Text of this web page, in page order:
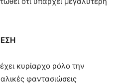
κυρίαρχο ρόλο την
φαντασιώσεις